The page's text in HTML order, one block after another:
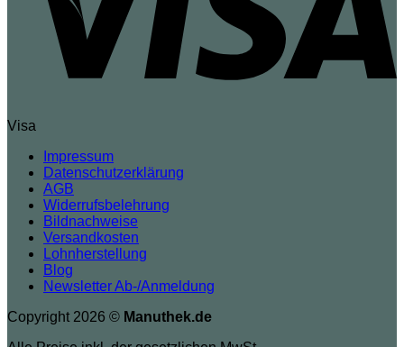
Visa
Impressum
Datenschutzerklärung
AGB
Widerrufsbelehrung
Bildnachweise
Versandkosten
Lohnherstellung
Blog
Newsletter Ab-/Anmeldung
Copyright 2026 © Manuthek.de